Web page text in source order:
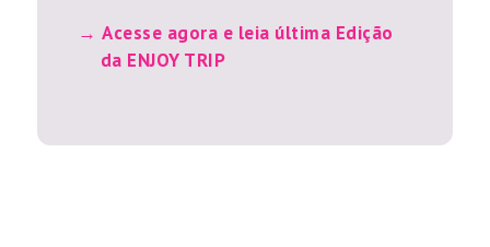
Acesse agora e leia última Edição
da ENJOY TRIP